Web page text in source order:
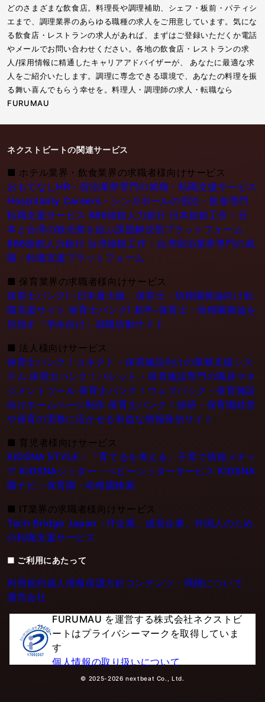
どのさまざまな飲食店。料理長や調理補助、シェフ・板前・パティシ
エまで、調理業界のあらゆる職種の求人をご用意しています。気にな
る飲食店・レストランの求人があれば、まずはご登録いただくか電話
やメールでお問い合わせください。各地の飲食店・レストランの求
人/採用情報に精通したキャリアアドバイザーが、 あなたに最適な求
人をご紹介いたします。調理に専念できる環境で、あなたの料理を振
る舞い喜んでもらう幸せを。料理人・調理師の求人・転職なら
FURUMAU
ネクストビートの関連サービス
■ ホテル業界・飲食業界の求職者様向けサービス
おもてなしHR - 宿泊業界専門の就職・転職支援サービス
Hospitality Careers - シンガポールの宿泊・飲食専門
転職支援サービス 886旅館人力銀行 日本旅館工作 - 日
本と台湾の観光業を結ぶ課題解決型プラットフォーム
886旅館人力銀行 台湾旅館工作 - 台湾宿泊業界専門の就
職・転職支援プラットフォーム
■ 保育業界の求職者様向けサービス
保育士バンク! -日本最大級。保育士・幼稚園教論向け転
職支援サイト 保育士バンク! 新卒-保育士・幼稚園教論を
目指す「学生向け」就職活動サイト
■ 法人様向けサービス
保育士バンク！コネクト - 保育施設向けの業務支援シス
テム 保育士バンク！パレット - 保育施設専門の職員マネ
ジメントツール 保育士バンク！ウェブパック - 保育施設
向けホームページ制作 保育士バンク！総研 - 保育園経営
や保育の実務に活かせる有益な情報発信サイト
■ 育児者様向けサービス
KIDSNA STYLE - 「育てるを考える」子育て情報メディ
ア KIDSNAシッター - ベビーシッターサービス KIDSNA
園ナビ - 保育園・幼稚園検索
■ IT業界の求職者様向けサービス
Tech Bridge Japan - IT企業、成長企業、外国人のため
の転職支援サービス
■ ご利用にあたって
利用規約個人情報保護方針コンテンツ・商標について
運営会社
FURUMAU を運営する株式会社ネクストビ
ートはプライバシーマークを取得していま
す
個人情報の取り扱いについて
© 2025-2026 nextbeat Co., Ltd.